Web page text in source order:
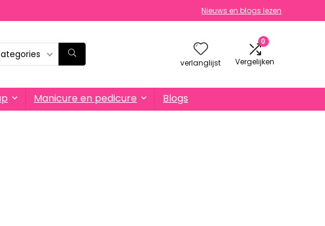
Nieuws en blogs lezen
verlanglijst
0
Vergelijken
Manicure en pedicure Blogs